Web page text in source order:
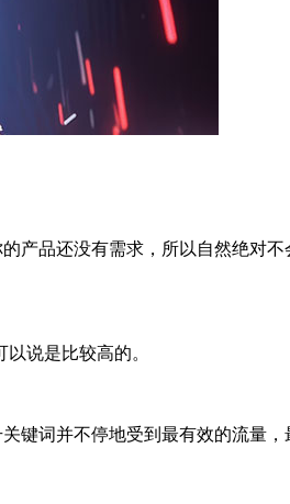
产品还没有需求，所以自然绝对
说是比较高的。
键词并不停地受到最有效的流量，